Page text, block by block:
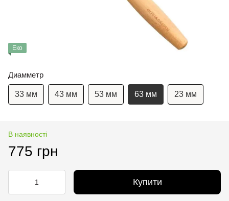
Еко
Диамметр
33 мм 43 мм 53 мм 63 мм 23 мм
В наявності
775 грн
Купити